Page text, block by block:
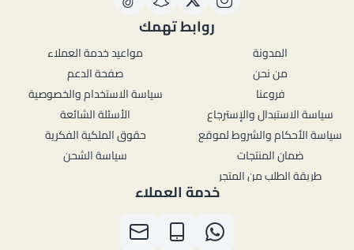
روابط تهمك
المدونة
من نحن
فروعنا
سياسة الاستبدال والإسترجاع
سياسة الأحكام والشروط لموقع
ضمان المنتجات
طريقة الطلب من المتجر
مواعيد خدمة العملاء
صفحة الدعم
سياسة الاستخدام والخصوصية
الأسئلة الشائعة
حقوق الملكية الفكرية
سياسة الشحن
خدمة العملاء